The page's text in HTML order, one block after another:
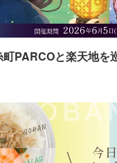
町PARCOと楽天地を